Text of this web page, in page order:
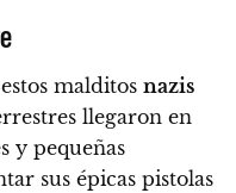
malditos nazis
llegaron en
y pequeñas
sus épicas pistolas